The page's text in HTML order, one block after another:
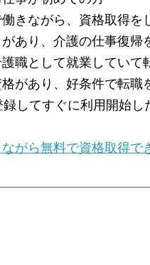
きながら、資格取得を
あり、介護の仕事復帰
職として就業していて
があり、好条件で転職
してすぐに利用開始し
がら無料で資格取得で